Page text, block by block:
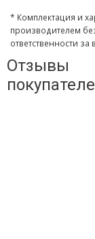
* Комплектация и
производителем
ответственности
Отзывы